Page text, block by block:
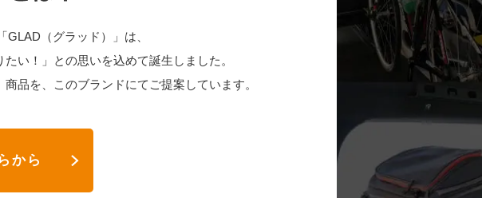
（グラッド）」は、
い！」との思いを込めて誕生しました。
品を、このブランドにてご提案しています。
から